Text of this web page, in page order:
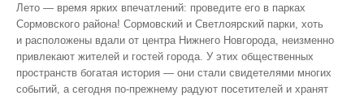
Лето — время ярких впечатлений: проведите его в парках
Сормовского района! Сормовский и Светлоярский парки, хоть
и расположены вдали от центра Нижнего Новгорода, неизменно
привлекают жителей и гостей города. У этих общественных
пространств богатая история — они стали свидетелями многих
событий, а сегодня по‑прежнему радуют посетителей и хранят